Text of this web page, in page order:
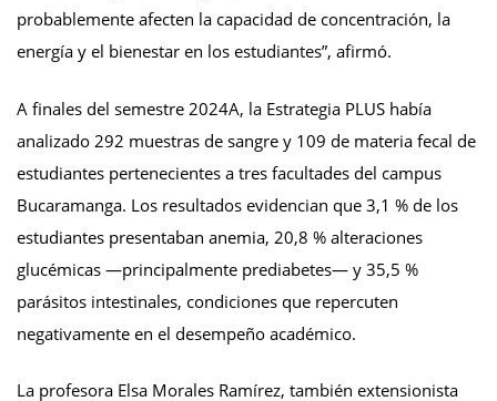
probablemente afecten la capacidad de concentración, la
energía y el bienestar en los estudiantes”, afirmó.
A finales del semestre 2024A, la Estrategia PLUS había
analizado 292 muestras de sangre y 109 de materia fecal de
estudiantes pertenecientes a tres facultades del campus
Bucaramanga. Los resultados evidencian que 3,1 % de los
estudiantes presentaban anemia, 20,8 % alteraciones
glucémicas —principalmente prediabetes— y 35,5 %
parásitos intestinales, condiciones que repercuten
negativamente en el desempeño académico.
La profesora Elsa Morales Ramírez, también extensionista